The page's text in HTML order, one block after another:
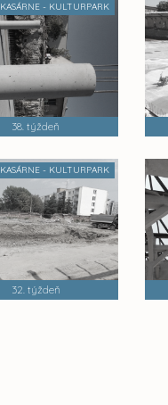
KASÁRNE - KULTURPARK
38. týždeň
KASÁRNE - KULTURPARK
32. týždeň